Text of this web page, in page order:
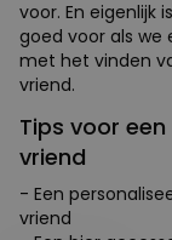
voor. En eigenlijk
goed voor als we
met het vinden
vriend.
Tips voor
vriend
- Een
vriend